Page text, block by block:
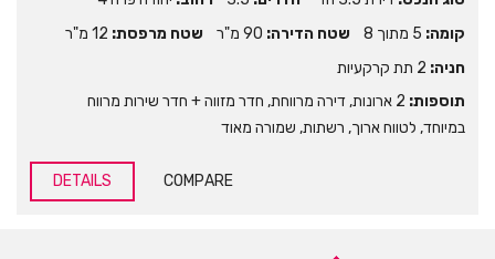
קומה: 5 מתוך 8 שטח הדירה: 90 מ"ר שטח מרפסת: 12 מ"ר
חניה: 2 תת קרקעיות
תוספות: 2 ארונות ,דירה מרווחת, חדר מזווה + חדר שירות מרווח
במיוחד, לטווח ארוך, רשתות, שמורה מאוד
COMPARE
DETAILS